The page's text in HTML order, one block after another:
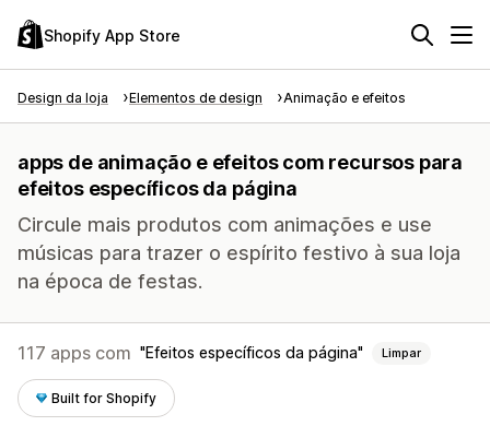
Shopify App Store
Design da loja Elementos de design Animação e efeitos
apps de animação e efeitos com recursos para
efeitos específicos da página
Circule mais produtos com animações e use
músicas para trazer o espírito festivo à sua loja
na época de festas.
117 apps com Efeitos específicos da página Limpar
Built for Shopify